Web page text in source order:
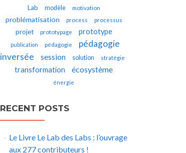
Lab modèle motivation
problématisation process processus
projet prototypage prototype
publication pédagogie
pédagogie
inversée
session solution stratégie
transformation écosystème
énergie
RECENT POSTS
Le Livre Le Lab des Labs : l’ouvrage
aux 277 contributeurs !